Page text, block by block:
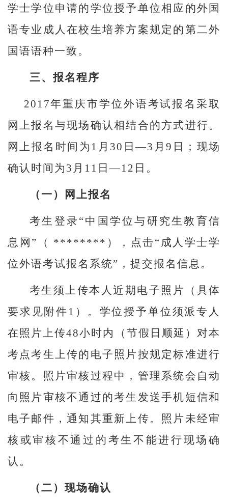
学士学位申请的学位授予单位相应的外国
语专业成人在校生培养方案规定的第二外
国语语种一致。
三、报名程序
2017年重庆市学位外语考试报名采取
网上报名与现场确认相结合的方式进行。
网上报名时间为1月30日—3月9日；现场
确认时间为3月11日—12日。
（一）网上报名
考生登录“中国学位与研究生教育信
息网”（ ********），点击“成人学士学
位外语考试报名系统”，提交报名信息。
考生须上传本人近期电子照片（具体
要求见附件1）。学位授予单位须派专人
在照片上传48小时内（节假日顺延）对本
考点考生上传的电子照片按规定标准进行
审核。照片审核过程中，管理系统会自动
向照片审核不通过的考生发送手机短信和
电子邮件，通知其重新上传。照片未经审
核或审核不通过的考生不能进行现场确
认。
（二）现场确认